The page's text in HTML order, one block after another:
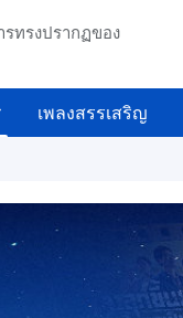
ทรงปรากฏของ
เพลงสรรเสริญ